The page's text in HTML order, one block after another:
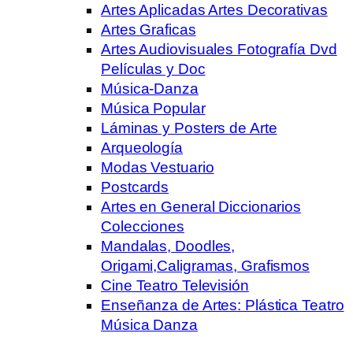
Artes Aplicadas Artes Decorativas
Artes Graficas
Artes Audiovisuales Fotografía Dvd
Películas y Doc
Música-Danza
Música Popular
Láminas y Posters de Arte
Arqueología
Modas Vestuario
Postcards
Artes en General Diccionarios
Colecciones
Mandalas, Doodles,
Origami,Caligramas, Grafismos
Cine Teatro Televisión
Enseñanza de Artes: Plástica Teatro
Música Danza